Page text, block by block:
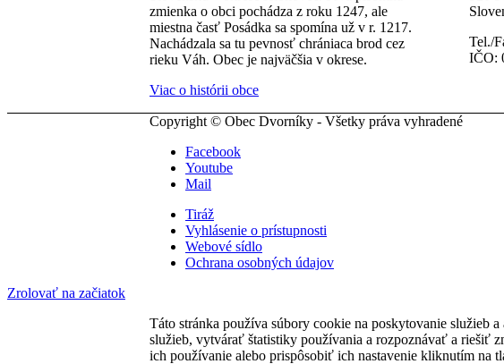
zmienka o obci pochádza z roku 1247, ale
miestna časť Posádka sa spomína už v r. 1217.
Nachádzala sa tu pevnosť chrániaca brod cez
rieku Váh. Obec je najväčšia v okrese.
Viac o histórii obce
Tel./
IČO:
Copyright © Obec Dvorníky - Všetky práva vyhradené
Facebook
Youtube
Mail
Tiráž
Vyhlásenie o prístupnosti
Webové sídlo
Ochrana osobných údajov
Zrolovať na začiatok
Táto stránka používa súbory cookie na poskytovanie služieb
služieb, vytvárať štatistiky používania a rozpoznávať a riešiť
ich používanie alebo prispôsobiť ich nastavenie kliknutím na